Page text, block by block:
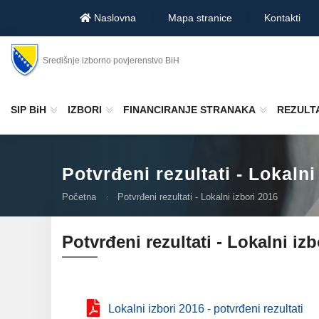
Naslovna Mapa stranice Kontakti
Središnje izborno povjerenstvo BiH
SIP BiH IZBORI FINANCIRANJE STRANAKA
Potvrđeni rezultati -
Početna Potvrđeni rezultati - Lokalni izbori 2016
Potvrđeni rezultati - Lokalni
Lokalni izbori 2016 - potvrđeni rezultati